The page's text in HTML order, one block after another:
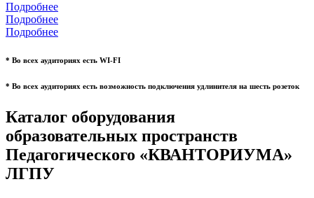
Подробнее
Подробнее
Подробнее
* Во всех аудиториях есть WI-FI
* Во всех аудиториях есть возможность подключения удлинителя на шесть розеток
Каталог оборудования
образовательных пространств
Педагогического «КВАНТОРИУМА»
ЛГПУ